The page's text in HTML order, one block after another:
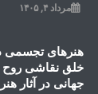
مرداد ۴, ۱۴۰۵
هنرهای تجسمی
خلق نقاشی روح
جهانی در آثار